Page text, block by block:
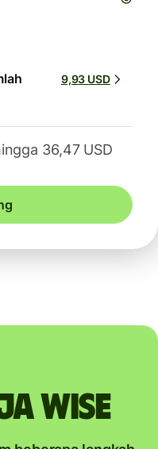
9,93 USD
36,47 USD
Wise